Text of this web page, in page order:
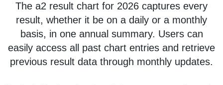
The a2 result chart for 2026 captures every
result, whether it be on a daily or a monthly
basis, in one annual summary. Users can
easily access all past chart entries and retrieve
previous result data through monthly updates.